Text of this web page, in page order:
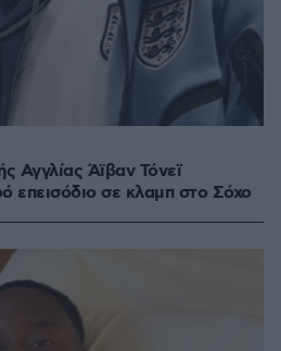
Αγγλίας Άϊβαν Τόνεϊ
επεισόδιο σε κλαμπ στο Σόχο